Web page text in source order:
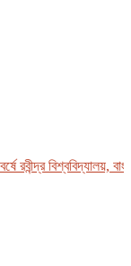
বিশ্ববিদ্যালয়,